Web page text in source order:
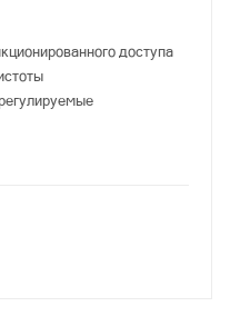
доступа